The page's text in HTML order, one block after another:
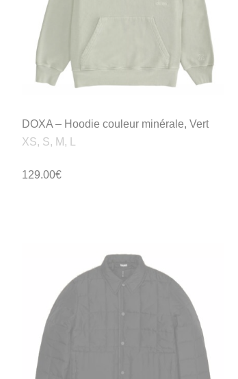
DOXA – Hoodie couleur minérale, Vert
XS, S, M, L
129.00€